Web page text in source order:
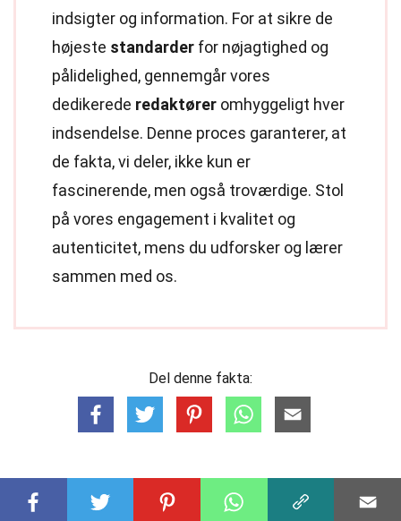
indsigter og information. For at sikre de
højeste standarder for nøjagtighed og
pålidelighed, gennemgår vores
dedikerede redaktører omhyggeligt hver
indsendelse. Denne proces garanterer, at
de fakta, vi deler, ikke kun er
fascinerende, men også troværdige. Stol
på vores engagement i kvalitet og
autenticitet, mens du udforsker og lærer
sammen med os.
Del denne fakta: